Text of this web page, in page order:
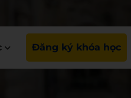
Đăng ký khóa học